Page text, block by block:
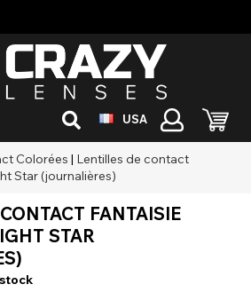
USA
Colorées | Lentilles de contact
Star (journalières)
FANTAISIE
STAR